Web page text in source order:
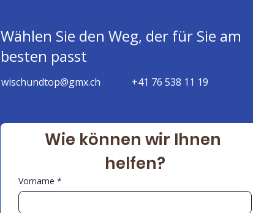
Wählen Sie den Weg, der für Sie am
besten passt
wischundtop@gmx.ch +41 76 538 11 19
Wie können wir Ihnen
helfen?
Vorname *